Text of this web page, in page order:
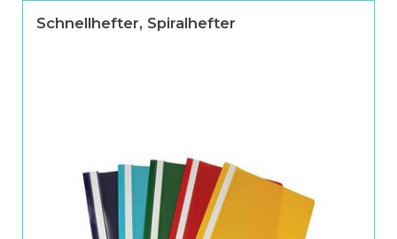
Schnellhefter, Spiralhefter